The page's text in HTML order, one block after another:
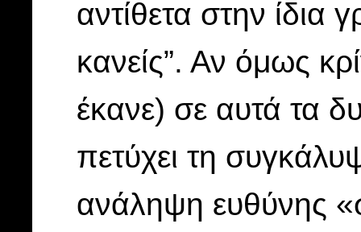
αντίθετα στην ίδια
κανείς”. Αν όμως
έκανε) σε αυτά τα
πετύχει τη
ανάληψη ευθύνης